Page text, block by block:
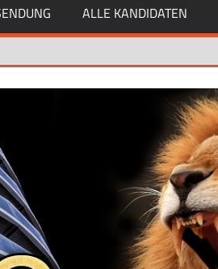
ALLE KANDIDATEN